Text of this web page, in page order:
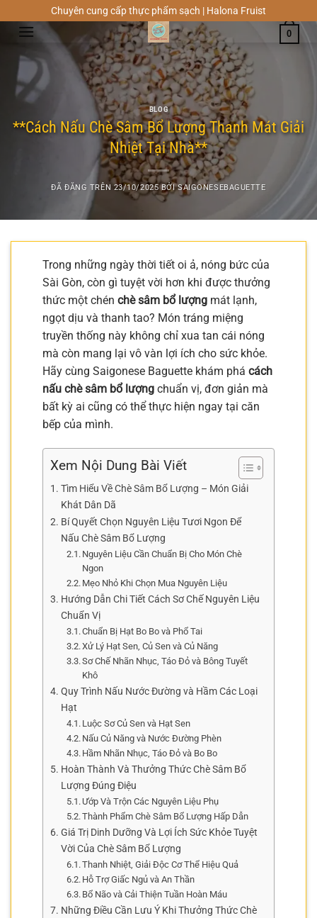
đến
dung
Chuyên cung cấp thực phẩm sạch | Halona Fruist
0
BLOG
**Cách Nấu Chè Sâm Bổ Lượng Thanh Mát Giải
Nhiệt Tại Nhà**
ĐÃ ĐĂNG TRÊN23/10/2025 BỞISAIGONESEBAGUETTE
Trong những ngày thời tiết oi ả, nóng bức của
Sài Gòn, còn gì tuyệt vời hơn khi được thưởng
thức một chén chè sâm bổ lượng mát lạnh,
ngọt dịu và thanh tao? Món tráng miệng
truyền thống này không chỉ xua tan cái nóng
mà còn mang lại vô vàn lợi ích cho sức khỏe.
Hãy cùng Saigonese Baguette khám phá cách
nấu chè sâm bổ lượng chuẩn vị, đơn giản mà
bất kỳ ai cũng có thể thực hiện ngay tại căn
bếp của mình.
Xem Nội Dung Bài Viết
Tìm Hiểu Về Chè Sâm Bổ Lượng – Món Giải
Khát Dân Dã
Bí Quyết Chọn Nguyên Liệu Tươi Ngon Để
Nấu Chè Sâm Bổ Lượng
Nguyên Liệu Cần Chuẩn Bị Cho Món Chè
Ngon
Mẹo Nhỏ Khi Chọn Mua Nguyên Liệu
Hướng Dẫn Chi Tiết Cách Sơ Chế Nguyên Liệu
Chuẩn Vị
Chuẩn Bị Hạt Bo Bo và Phổ Tai
Xử Lý Hạt Sen, Củ Sen và Củ Năng
Sơ Chế Nhãn Nhục, Táo Đỏ và Bông Tuyết
Khô
Quy Trình Nấu Nước Đường và Hầm Các Loại
Hạt
Luộc Sơ Củ Sen và Hạt Sen
Nấu Củ Năng và Nước Đường Phèn
Hầm Nhãn Nhục, Táo Đỏ và Bo Bo
Hoàn Thành Và Thưởng Thức Chè Sâm Bổ
Lượng Đúng Điệu
Ướp Và Trộn Các Nguyên Liệu Phụ
Thành Phẩm Chè Sâm Bổ Lượng Hấp Dẫn
Giá Trị Dinh Dưỡng Và Lợi Ích Sức Khỏe Tuyệt
Vời Của Chè Sâm Bổ Lượng
Thanh Nhiệt, Giải Độc Cơ Thể Hiệu Quả
Hỗ Trợ Giấc Ngủ và An Thần
Bổ Não và Cải Thiện Tuần Hoàn Máu
Những Điều Cần Lưu Ý Khi Thưởng Thức Chè